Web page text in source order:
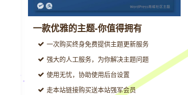
一款优雅的主题-你值得拥有
一次购买终身免费提供主题更新服务
强大的人工服务，为你解决主题问题
使用无忧，协助使用后台设置
走本站链接购买送本站强军会员